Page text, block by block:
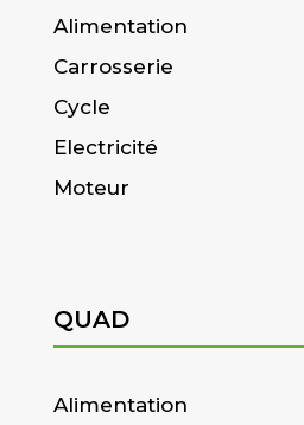
Alimentation
Carrosserie
Cycle
Electricité
Moteur
QUAD
Alimentation